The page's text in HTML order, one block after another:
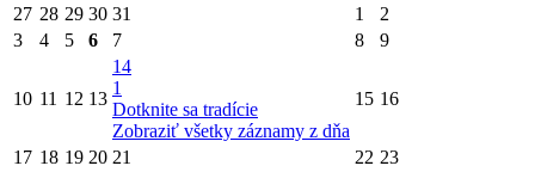
27 28 29 30 31 1
2
3
4 5 6 7 8 9
10 11 12 13
14
1
Dotknite sa tradície
Zobraziť všetky záznamy z dňa
15 16
17 18 19 20 21 22 23